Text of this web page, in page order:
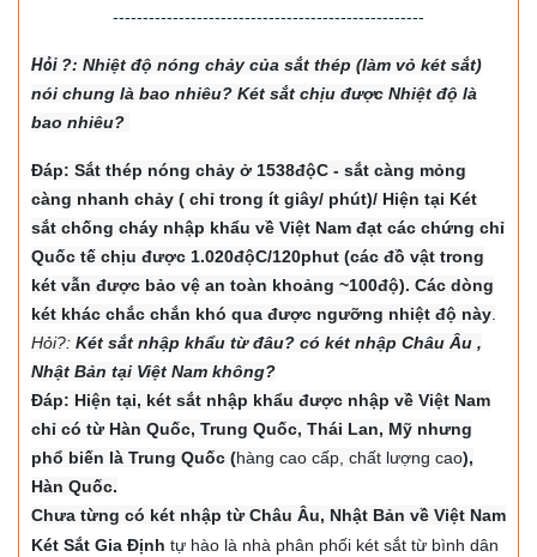
----------------------------------------------------
Hỏi ?: Nhiệt độ nóng chảy của sắt thép (làm vỏ két sắt)
nói chung là bao nhiêu? Két sắt chịu được Nhiệt độ là
bao nhiêu?
Đáp: Sắt thép nóng chảy ở 1538độC - sắt càng mỏng
càng nhanh chảy ( chỉ trong ít giây/ phút)/ Hiện tại Két
sắt chống cháy nhập khẩu về Việt Nam đạt các chứng chỉ
Quốc tế chịu được 1.020độC/120phut (các đồ vật trong
két vẫn được bảo vệ an toàn khoảng ~100độ). Các dòng
két khác chắc chắn khó qua được ngưỡng nhiệt độ này.
Hỏi?: Két sắt nhập khẩu từ đâu? có két nhập Châu Âu ,
Nhật Bản tại Việt Nam không?
Đáp: Hiện tại, két sắt nhập khẩu được nhập về Việt Nam
chỉ có từ Hàn Quốc, Trung Quốc, Thái Lan, Mỹ nhưng
phổ biến là Trung Quốc (hàng cao cấp, chất lượng cao),
Hàn Quốc.
Chưa từng có két nhập từ Châu Âu, Nhật Bản về Việt Nam
Két Sắt Gia Định tự hào là nhà phân phối két sắt từ bình dân